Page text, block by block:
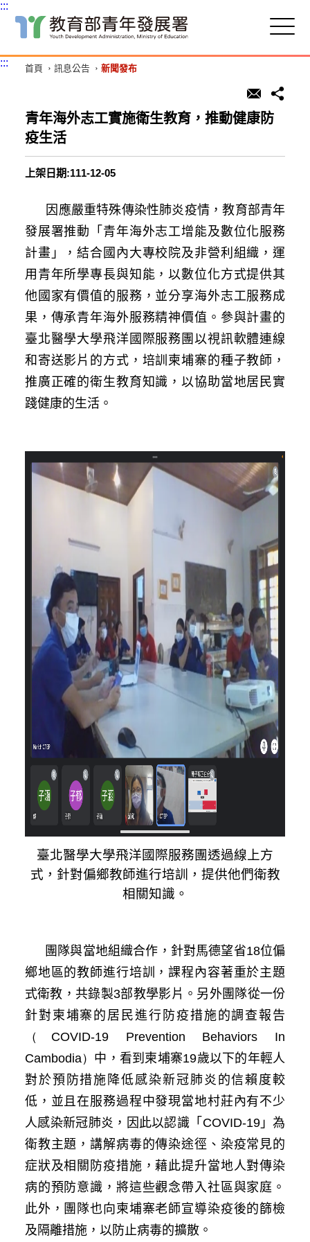
主
要
塊
:::
::: 首頁 訊息公告 新聞發布
青年海外志工實施衛生教育，推動健康防
疫生活
上架日期:111-12-05
因應嚴重特殊傳染性肺炎疫情，教育部青年
發展署推動「青年海外志工增能及數位化服務
計畫」，結合國內大專校院及非營利組織，運
用青年所學專長與知能，以數位化方式提供其
他國家有價值的服務，並分享海外志工服務成
果，傳承青年海外服務精神價值。參與計畫的
臺北醫學大學飛洋國際服務團以視訊軟體連線
和寄送影片的方式，培訓柬埔寨的種子教師，
推廣正確的衛生教育知識，以協助當地居民實
踐健康的生活。
臺北醫學大學飛洋國際服務團透過線上方
式，針對偏鄉教師進行培訓，提供他們衛教
相關知識。
團隊與當地組織合作，針對馬德望省18位偏
鄉地區的教師進行培訓，課程內容著重於主題
式衛教，共錄製3部教學影片。另外團隊從一份
針對柬埔寨的居民進行防疫措施的調查報告
（COVID-19 Prevention Behaviors In
Cambodia） 中，看到柬埔寨19歲以下的年輕人
對於預防措施降低感染新冠肺炎的信賴度較
低，並且在服務過程中發現當地村莊內有不少
人感染新冠肺炎，因此以認識「 COVID-19」為
衛教主題，講解病毒的傳染途徑、染疫常見的
症狀及相關防疫措施，藉此提升當地人對傳染
病的預防意識，將這些觀念帶入社區與家庭。
此外，團隊也向柬埔寨老師宣導染疫後的篩檢
及隔離措施，以防止病毒的擴散。